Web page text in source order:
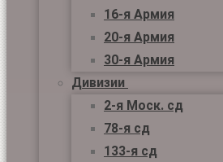
16-я Армия
20-я Армия
30-я Армия
Дивизии
2-я Моск. сд
78-я сд
133-я сд